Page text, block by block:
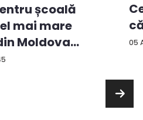
școală
mai mare
Moldova
05